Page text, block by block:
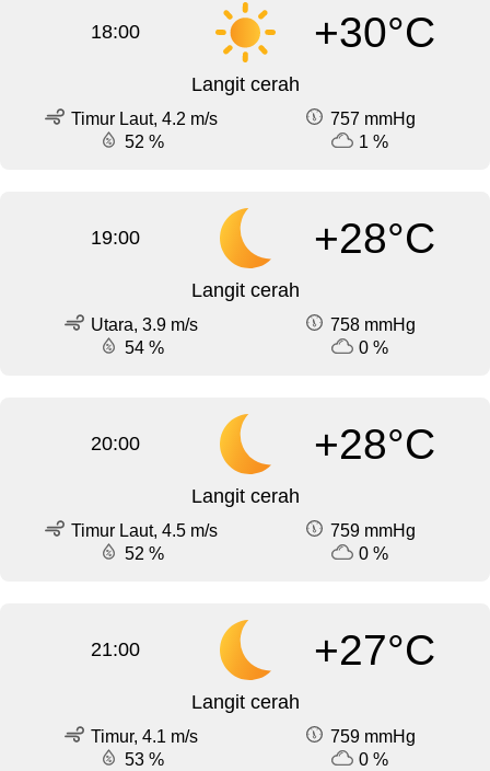
18:00 +30°C
Langit cerah
Timur Laut, 4.2 m/s
757 mmHg
52 %
1 %
19:00 +28°C
Langit cerah
Utara, 3.9 m/s
758 mmHg
54 %
0 %
20:00 +28°C
Langit cerah
Timur Laut, 4.5 m/s
759 mmHg
52 %
0 %
21:00 +27°C
Langit cerah
Timur, 4.1 m/s
759 mmHg
53 %
0 %